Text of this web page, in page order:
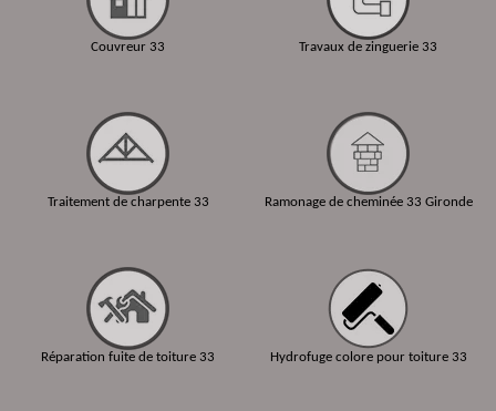
Couvreur 33
Traitement de charpente 33
Réparation fuite de toiture 33
Travaux de zinguerie 33
Ramonage de cheminée 33 Gironde
Hydrofuge colore pour toiture 33